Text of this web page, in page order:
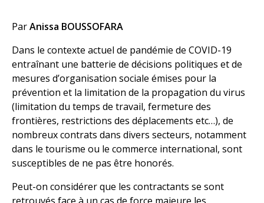
ParAnissa BOUSSOFARA
Dans le contexte actuel de pandémie de COVID-19
entraînant une batterie de décisions politiques et de
mesures d’organisation sociale émises pour la
prévention et la limitation de la propagation du virus
(limitation du temps de travail, fermeture des
frontières, restrictions des déplacements etc…), de
nombreux contrats dans divers secteurs, notamment
dans le tourisme ou le commerce international, sont
susceptibles de ne pas être honorés.
Peut-on considérer que les contractants se sont